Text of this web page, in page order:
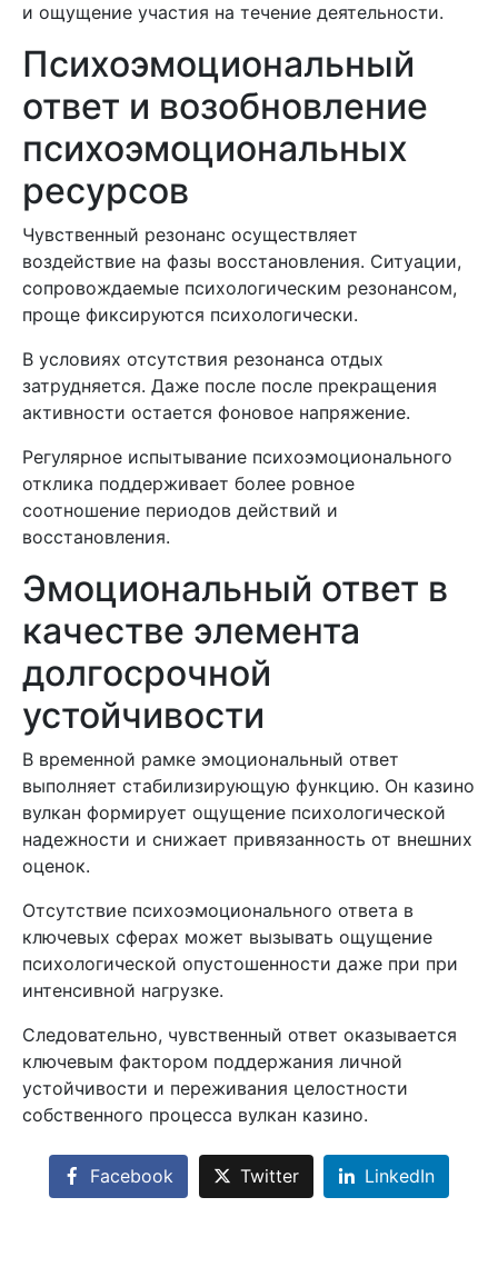
и ощущение участия на течение деятельности.
Психоэмоциональный
ответ и возобновление
психоэмоциональных
ресурсов
Чувственный резонанс осуществляет
воздействие на фазы восстановления. Ситуации,
сопровождаемые психологическим резонансом,
проще фиксируются психологически.
В условиях отсутствия резонанса отдых
затрудняется. Даже после после прекращения
активности остается фоновое напряжение.
Регулярное испытывание психоэмоционального
отклика поддерживает более ровное
соотношение периодов действий и
восстановления.
Эмоциональный ответ в
качестве элемента
долгосрочной
устойчивости
В временной рамке эмоциональный ответ
выполняет стабилизирующую функцию. Он казино
вулкан формирует ощущение психологической
надежности и снижает привязанность от внешних
оценок.
Отсутствие психоэмоционального ответа в
ключевых сферах может вызывать ощущение
психологической опустошенности даже при при
интенсивной нагрузке.
Следовательно, чувственный ответ оказывается
ключевым фактором поддержания личной
устойчивости и переживания целостности
собственного процесса вулкан казино.
Facebook Twitter LinkedIn